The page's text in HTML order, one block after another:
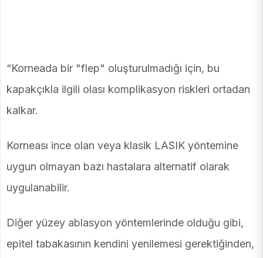
“Korneada bir "flep" oluşturulmadığı için, bu
kapakçıkla ilgili olası komplikasyon riskleri ortadan
kalkar.
Korneası ince olan veya klasik LASIK yöntemine
uygun olmayan bazı hastalara alternatif olarak
uygulanabilir.
Diğer yüzey ablasyon yöntemlerinde olduğu gibi,
epitel tabakasının kendini yenilemesi gerektiğinden,